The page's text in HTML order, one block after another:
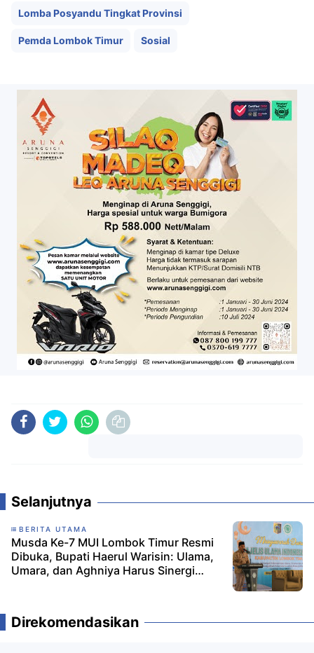
Lomba Posyandu Tingkat Provinsi
Pemda Lombok Timur Sosial
Selanjutnya
BERITA UTAMA
Musda Ke-7 MUI Lombok Timur Resmi
Dibuka, Bupati Haerul Warisin: Ulama,
Umara, dan Aghniya Harus Sinergi
Direkomendasikan